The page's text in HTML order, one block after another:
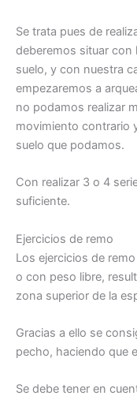
Se trata pues de
deberemos situar con
suelo, y con nuestra
empezaremos a
no podamos realizar
movimiento contrario
suelo que podamos.
Con realizar 3 o 4
suficiente.
Ejercicios de remo
Los ejercicios de
o con peso libre,
zona superior de la
Gracias a ello se
pecho, haciendo que
Se debe tener en